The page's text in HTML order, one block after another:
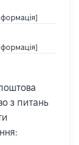
з питань